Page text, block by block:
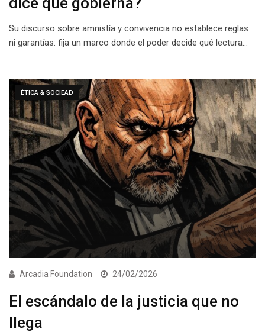
Su discurso sobre amnistía y convivencia no establece reglas
ni garantías: fija un marco donde el poder decide qué lectura…
ÉTICA & SOCIEAD
Arcadia Foundation 24/02/2026
El escándalo de la justicia que no
llega